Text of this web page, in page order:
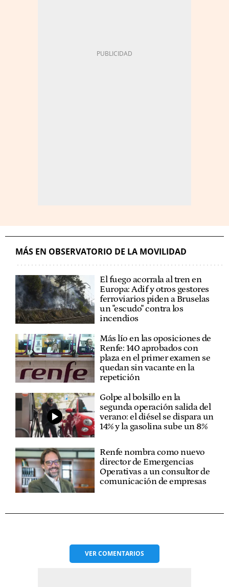
MÁS EN OBSERVATORIO DE LA MOVILIDAD
El fuego acorrala al tren en
Europa: Adif y otros gestores
ferroviarios piden a Bruselas
un "escudo" contra los
incendios
Más lío en las oposiciones de
Renfe: 140 aprobados con
plaza en el primer examen se
quedan sin vacante en la
repetición
Golpe al bolsillo en la
segunda operación salida del
verano: el diésel se dispara un
14% y la gasolina sube un 8%
Renfe nombra como nuevo
director de Emergencias
Operativas a un consultor de
comunicación de empresas
VERCOMENTARIOS